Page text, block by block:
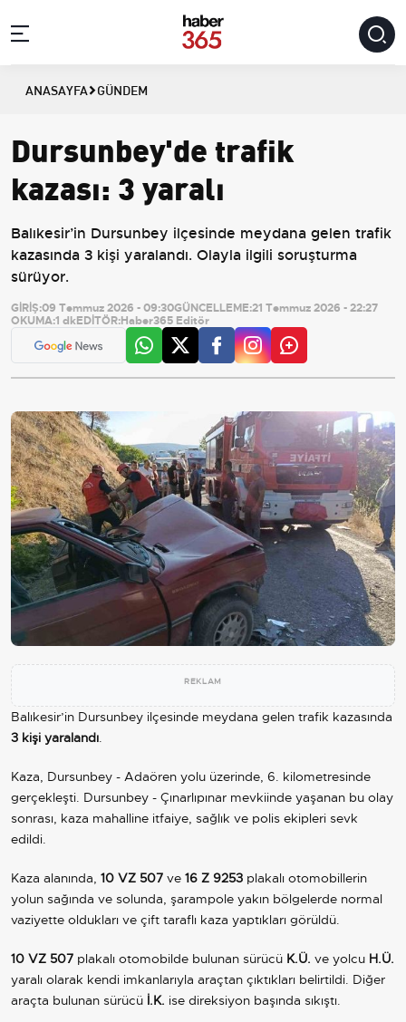
ANASAYFA GÜNDEM
Dursunbey'de trafik
kazası: 3 yaralı
Balıkesir’in Dursunbey ilçesinde meydana gelen trafik
kazasında 3 kişi yaralandı. Olayla ilgili soruşturma
sürüyor.
GİRİŞ:09 Temmuz 2026 - 09:30GÜNCELLEME:21 Temmuz 2026 - 22:27
OKUMA:1 dkEDİTÖR:Haber365 Editör
REKLAM
Balıkesir’in Dursunbey ilçesinde meydana gelen trafik kazasında
3 kişi yaralandı.
Kaza, Dursunbey - Adaören yolu üzerinde, 6. kilometresinde
gerçekleşti. Dursunbey - Çınarlıpınar mevkiinde yaşanan bu olay
sonrası, kaza mahalline itfaiye, sağlık ve polis ekipleri sevk
edildi.
Kaza alanında, 10 VZ 507 ve 16 Z 9253 plakalı otomobillerin
yolun sağında ve solunda, şarampole yakın bölgelerde normal
vaziyette oldukları ve çift taraflı kaza yaptıkları görüldü.
10 VZ 507 plakalı otomobilde bulunan sürücü K.Ü. ve yolcu H.Ü.
yaralı olarak kendi imkanlarıyla araçtan çıktıkları belirtildi. Diğer
araçta bulunan sürücü İ.K. ise direksiyon başında sıkıştı.